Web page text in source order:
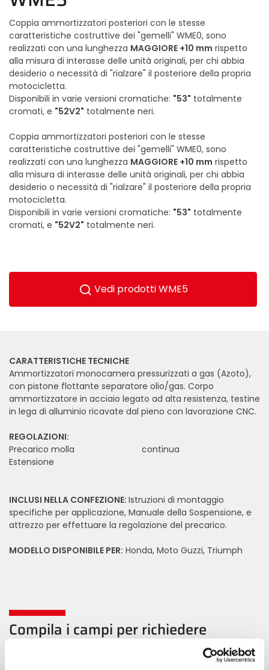
Coppia ammortizzatori posteriori con le stesse
caratteristiche costruttive dei "gemelli" WME0, sono
realizzati con una lunghezza MAGGIORE +10 mm rispetto
alla misura di interasse delle unità originali, per chi abbia
desiderio o necessità di "rialzare" il posteriore della propria
motocicletta.
Disponibili in varie versioni cromatiche: "53" totalmente
cromati, e "52V2" totalmente neri.
Coppia ammortizzatori posteriori con le stesse
caratteristiche costruttive dei "gemelli" WME0, sono
realizzati con una lunghezza MAGGIORE +10 mm rispetto
alla misura di interasse delle unità originali, per chi abbia
desiderio o necessità di "rialzare" il posteriore della propria
motocicletta.
Disponibili in varie versioni cromatiche: "53" totalmente
cromati, e "52V2" totalmente neri.
Vedi prodotti WME5
CARATTERISTICHE TECNICHE
Ammortizzatori monocamera pressurizzati a gas (Azoto),
con pistone flottante separatore olio/gas. Corpo
ammortizzatore in acciaio legato ad alta resistenza, testine
in lega di alluminio ricavate dal pieno con lavorazione CNC.
REGOLAZIONI:
Precarico molla
continua
Estensione
INCLUSI NELLA CONFEZIONE: Istruzioni di montaggio
specifiche per applicazione, Manuale della Sospensione, e
attrezzo per effettuare la regolazione del precarico.
MODELLO DISPONIBILE PER: Honda, Moto Guzzi, Triumph
Compila i campi per richiedere